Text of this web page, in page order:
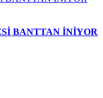
BANTTAN İNİYOR